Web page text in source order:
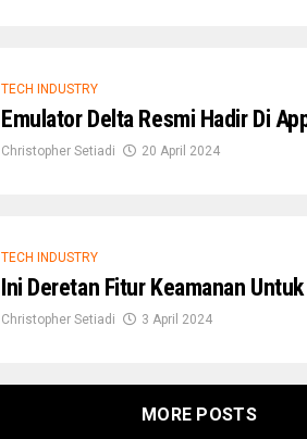
TECH INDUSTRY
Emulator Delta Resmi Hadir Di
Christopher Setiadi 20 April 2024
TECH INDUSTRY
Ini Deretan Fitur Keamanan
Christopher Setiadi 3 April 2024
MORE POSTS